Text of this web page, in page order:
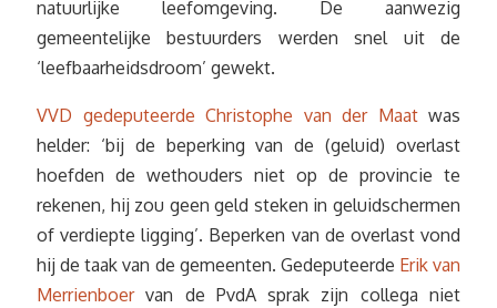
natuurlijke leefomgeving. De aanwezig
gemeentelijke bestuurders werden snel uit de
‘leefbaarheidsdroom’ gewekt.
VVD gedeputeerde Christophe van der Maat was
helder: ‘bij de beperking van de (geluid) overlast
hoefden de wethouders niet op de provincie te
rekenen, hij zou geen geld steken in geluidschermen
of verdiepte ligging’. Beperken van de overlast vond
hij de taak van de gemeenten. Gedeputeerde Erik van
Merrienboervan de PvdA sprak zijn collega niet